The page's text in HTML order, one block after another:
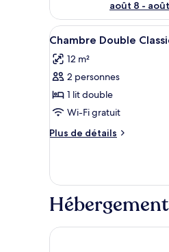
août 8 -
Afficher
toutes
les
photos
pour
ce
type
de
Chambre
Double
Classique
12
Chambre Double
12 m²
2 personnes
1 lit double
Wi-Fi gratuit
Plus de détails
Plus
le
type
de
Chambre
Finsonius Studios